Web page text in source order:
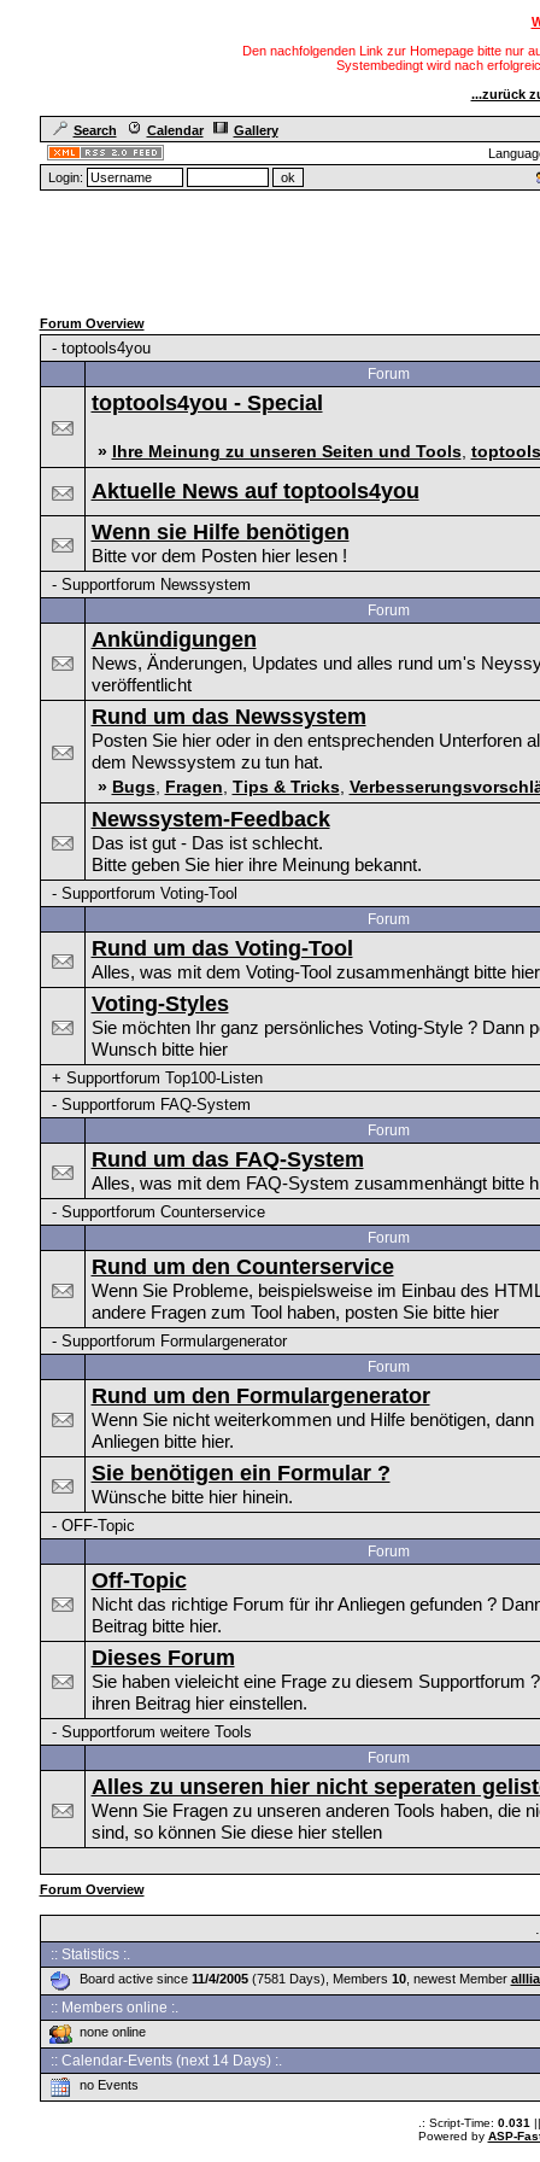
Den nachfolgenden Link zur Homepage bitte nur
Systembedingt wird nach
...zurück
Search Calendar
Gallery
Login:
Forum Overview
- toptools4you
Forum
toptools4you - Special
» Ihre Meinung zu unseren Seiten und Tools,
Aktuelle News auf toptools4you
Wenn sie Hilfe benötigen
Bitte vor dem Posten hier lesen !
- Supportforum Newssystem
Forum
Ankündigungen
News, Änderungen, Updates und alles rund um's
veröffentlicht
Rund um das Newssystem
Posten Sie hier oder in den entsprechenden Unterforen
dem Newssystem zu tun hat.
» Bugs, Fragen Tips & Tricks,
Newssystem-Feedback
Das ist gut - Das ist schlecht.
Bitte geben Sie hier ihre Meinung bekannt.
- Supportforum Voting-Tool
Forum
Rund um das Voting-Tool
Alles, was mit dem Voting-Tool zusammenhängt bitte
Voting-Styles
Sie möchten Ihr ganz persönliches Voting-Style ? Dann
Wunsch bitte hier
+ Supportforum Top100-Listen
- Supportforum FAQ-System
Forum
Rund um das FAQ-System
Alles, was mit dem FAQ-System zusammenhängt bitte
- Supportforum Counterservice
Forum
Rund um den Counterservice
Wenn Sie Probleme, beispielsweise im Einbau des
andere Fragen zum Tool haben, posten Sie bitte hier
- Supportforum Formulargenerator
Forum
Rund um den Formulargenerator
Wenn Sie nicht weiterkommen und Hilfe benötigen, dann
Anliegen bitte hier.
Sie benötigen ein Formular ?
Wünsche bitte hier hinein.
- OFF-Topic
Forum
Off-Topic
Nicht das richtige Forum für ihr Anliegen gefunden ?
Beitrag bitte hier.
Dieses Forum
Sie haben vieleicht eine Frage zu diesem Supportforum
ihren Beitrag hier einstellen.
- Supportforum weitere Tools
Forum
Alles zu unseren hier nicht seperaten
Wenn Sie Fragen zu unseren anderen Tools haben, die
sind, so können Sie diese hier stellen
Forum Overview
:: Statistics :.
Board active since 11/4/2005(7581 Days), Members 10, newest Member
:: Members online :.
none online
:: Calendar-Events (next 14 Days) :.
no Events
.: Script-Time: 0.031
Powered by ASP-